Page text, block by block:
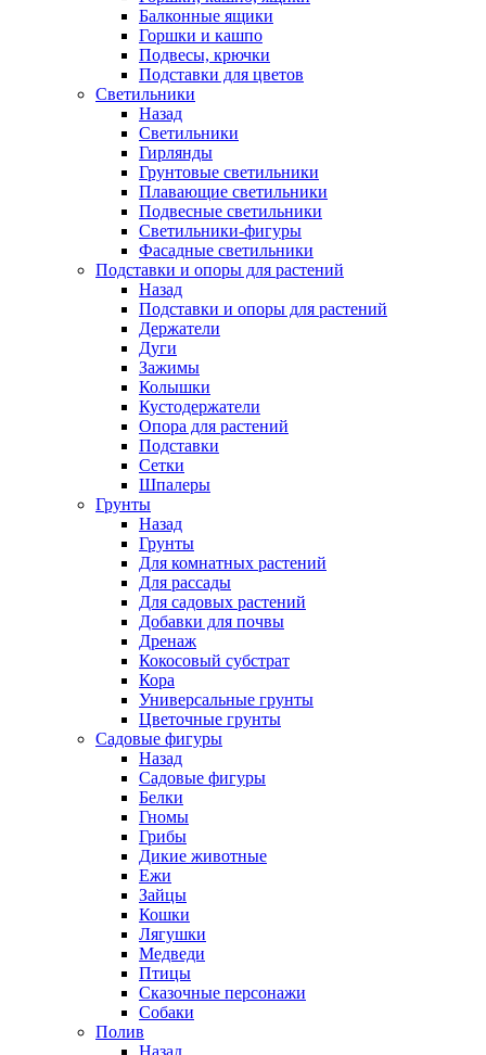
Балконные ящики
Горшки и кашпо
Подвесы, крючки
Подставки для цветов
Светильники
Назад
Светильники
Гирлянды
Грунтовые светильники
Плавающие светильники
Подвесные светильники
Светильники-фигуры
Фасадные светильники
Подставки и опоры для растений
Назад
Подставки и опоры для растений
Держатели
Дуги
Зажимы
Колышки
Кустодержатели
Опора для растений
Подставки
Сетки
Шпалеры
Грунты
Назад
Грунты
Для комнатных растений
Для рассады
Для садовых растений
Добавки для почвы
Дренаж
Кокосовый субстрат
Кора
Универсальные грунты
Цветочные грунты
Садовые фигуры
Назад
Садовые фигуры
Белки
Гномы
Грибы
Дикие животные
Ежи
Зайцы
Кошки
Лягушки
Медведи
Птицы
Сказочные персонажи
Собаки
Полив
Назад